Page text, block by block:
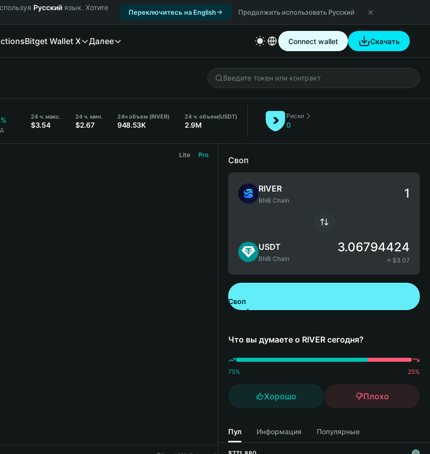
Русский язык. Хотите
Переключитесь на English Продолжить использовать Русский
Bitget Wallet X Далее Connect wallet Скачать
24 ч. макс.
$3.54
24 ч. мин.
$2.67
24ч объем (RIVER)
948.53K
24 ч. объем(USDT)
2.9M
Риски
0
Lite Pro
Своп
RIVER
BNB Chain
USDT
BNB Chain
3.06794424
≈ $3.07
Своп
Что вы думаете о RIVER сегодня?
75% 25%
Хорошо Плохо
Пул Информация Популярные